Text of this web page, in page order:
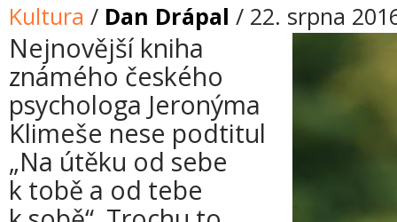
Kultura / Dan Drápal / 22. srpna
Nejnovější kniha
známého českého
psychologa Jeronýma
Klimeše nese podtitul
„Na útěku od sebe
k tobě a od tebe